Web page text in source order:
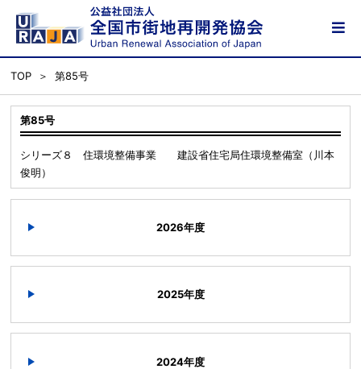
TOP 第85号
第85号
シリーズ８ 住環境整備事業 建設省住宅局住環境整備室（川本
俊明）
2026年度
2025年度
2024年度